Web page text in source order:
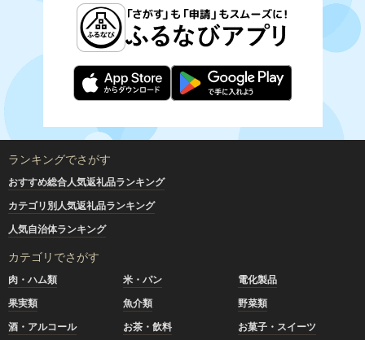
ランキングでさがす
おすすめ総合人気返礼品ランキング
カテゴリ別人気返礼品ランキング
人気自治体ランキング
カテゴリでさがす
肉・ハム類 米・パン
電化製品
果実類
魚介類
野菜類
酒・アルコール
お茶・飲料
お菓子・スイーツ